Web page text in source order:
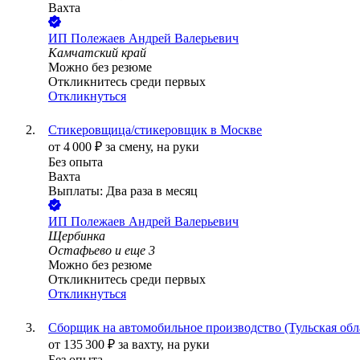
Вахта
ИП Полежаев Андрей Валерьевич
Камчатский край
Можно без резюме
Откликнитесь среди первых
Откликнуться
Стикеровщица/стикеровщик в Москве
от 4 000 ₽ за смену, на руки
Без опыта
Вахта
Выплаты: Два раза в месяц
ИП Полежаев Андрей Валерьевич
Щербинка
Остафьево и еще 3
Можно без резюме
Откликнитесь среди первых
Откликнуться
Сборщик на автомобильное производство (Тульская
от 135 300 ₽ за вахту, на руки